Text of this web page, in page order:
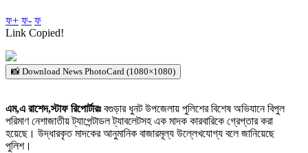
ফ+ ফ- ফ
Link Copied!
📸 Download News PhotoCard (1080×1080)
এম,এ রাশেদ,স্টাফ রিপোর্টারঃ‎বগুড়ার ধুনট উপজেলায় পুলিশের বিশেষ অভিযানে বিপুল
পরিমাণ নেশাজাতীয় ট্যাপেন্টাডল ট্যাবলেটসহ এক মাদক কারবারিকে গ্রেপ্তার করা
হয়েছে। উদ্ধারকৃত মাদকের আনুমানিক বাজারমূল্য উল্লেখযোগ্য বলে জানিয়েছে
পুলিশ।